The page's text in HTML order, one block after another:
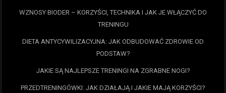
WZNOSY BIODER – KORZYŚCI, TECHNIKA I JAK JE WŁĄCZYĆ DO
TRENINGU
DIETA ANTYCYWILIZACYJNA: JAK ODBUDOWAĆ ZDROWIE OD
PODSTAW?
JAKIE SĄ NAJLEPSZE TRENINGI NA ZGRABNE NOGI?
PRZEDTRENINGÓWKI: JAK DZIAŁAJĄ I JAKIE MAJĄ KORZYŚCI?